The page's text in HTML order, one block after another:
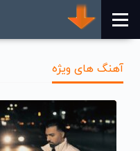
آهنگ های ویژه